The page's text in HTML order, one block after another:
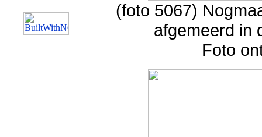
(foto 5067)
afgemeerd in
Foto